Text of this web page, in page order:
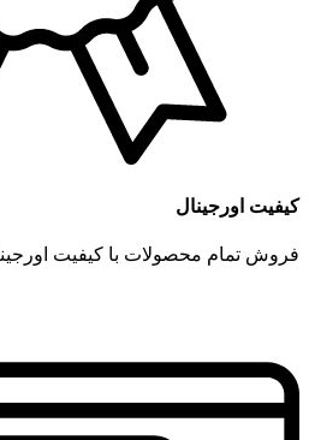
کیفیت اورجینال
فروش تمام محصولات با کیفیت